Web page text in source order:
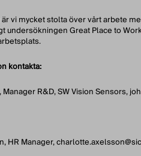
är vi mycket stolta över vårt arbete
undersökningen Great Place to
kontakta:
R&D, SW Vision Sensors,
HR Manager,